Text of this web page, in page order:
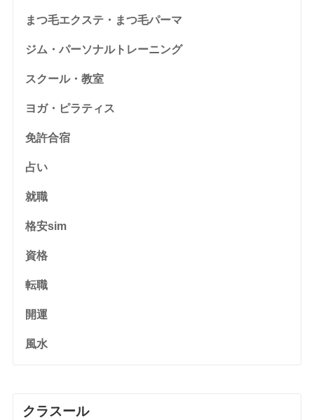
まつ毛エクステ・まつ毛パーマ
ジム・パーソナルトレーニング
スクール・教室
ヨガ・ピラティス
免許合宿
占い
就職
格安sim
資格
転職
開運
風水
クラスール